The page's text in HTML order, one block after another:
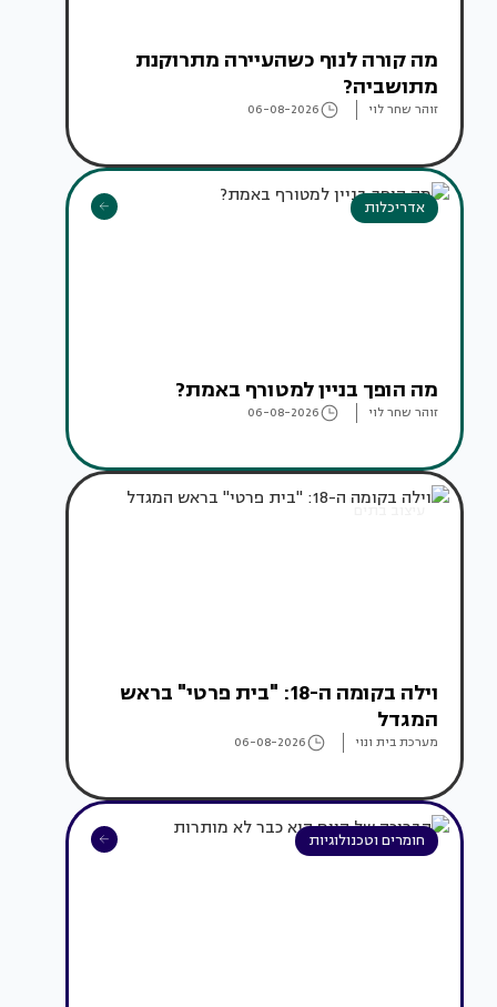
מה קורה לנוף כשהעיירה מתרוקנת
מתושביה?
זוהר שחר לוי 06-08-2026
אדריכלות
מה הופך בניין למטורף באמת?
זוהר שחר לוי 06-08-2026
עיצוב בתים
וילה בקומה ה-18: "בית פרטי" בראש
המגדל
מערכת בית ונוי 06-08-2026
חומרים וטכנולוגיות